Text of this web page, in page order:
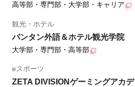
高等部・専門部・大学部・キャリア
観光・ホテル
バンタン外語＆ホテル観光学院
大学部・専門部・高等部
eスポーツ
ZETA DIVISIONゲーミングアカ